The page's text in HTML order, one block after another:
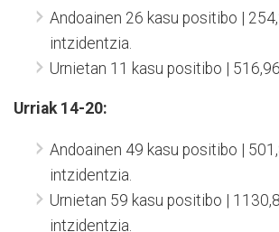
Andoainen 26 kasu positibo |
intzidentzia.
Urnietan 11 kasu positibo |
Urriak 14-20:
Andoainen 49 kasu positibo |
intzidentzia.
Urnietan 59 kasu positibo |
intzidentzia.